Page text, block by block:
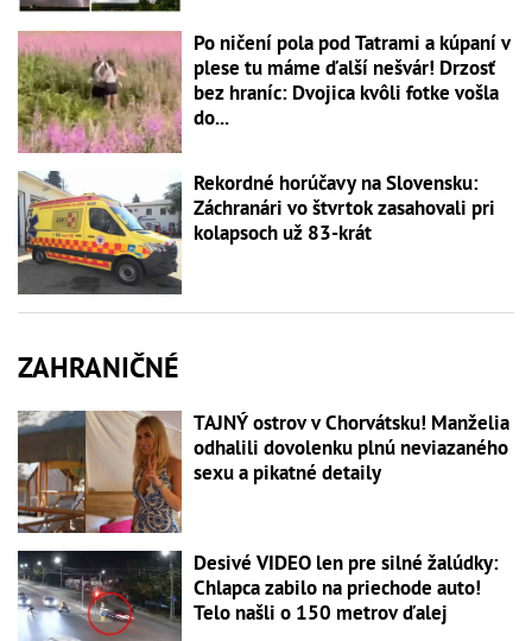
Po ničení pola pod Tatrami a kúpaní v
plese tu máme ďalší nešvár! Drzosť
bez hraníc: Dvojica kvôli fotke vošla
do...
Rekordné horúčavy na Slovensku:
Záchranári vo štvrtok zasahovali pri
kolapsoch už 83-krát
ZAHRANIČNÉ
TAJNÝ ostrov v Chorvátsku! Manželia
odhalili dovolenku plnú neviazaného
sexu a pikatné detaily
Desivé VIDEO len pre silné žalúdky:
Chlapca zabilo na priechode auto!
Telo našli o 150 metrov ďalej